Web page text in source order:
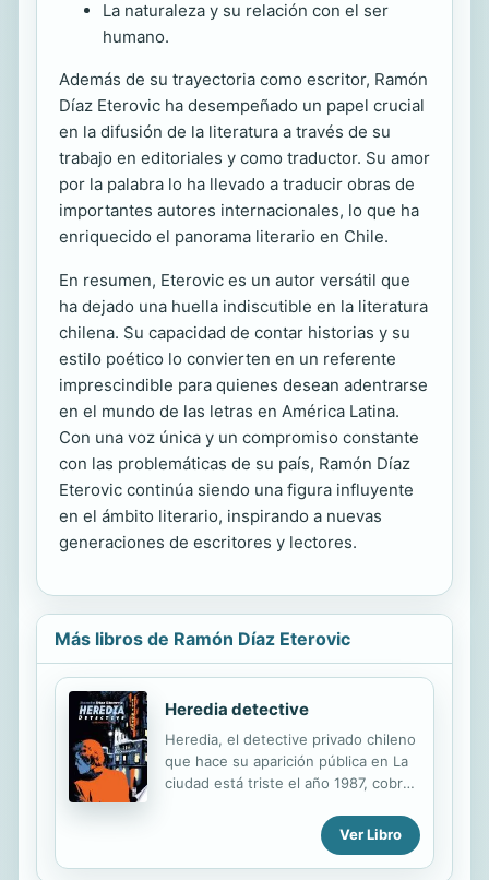
La naturaleza y su relación con el ser
humano.
Además de su trayectoria como escritor, Ramón
Díaz Eterovic ha desempeñado un papel crucial
en la difusión de la literatura a través de su
trabajo en editoriales y como traductor. Su amor
por la palabra lo ha llevado a traducir obras de
importantes autores internacionales, lo que ha
enriquecido el panorama literario en Chile.
En resumen, Eterovic es un autor versátil que
ha dejado una huella indiscutible en la literatura
chilena. Su capacidad de contar historias y su
estilo poético lo convierten en un referente
imprescindible para quienes desean adentrarse
en el mundo de las letras en América Latina.
Con una voz única y un compromiso constante
con las problemáticas de su país, Ramón Díaz
Eterovic continúa siendo una figura influyente
en el ámbito literario, inspirando a nuevas
generaciones de escritores y lectores.
Más libros de Ramón Díaz Eterovic
Heredia detective
Heredia, el detective privado chileno
que hace su aparición pública en La
ciudad está triste el año 1987, cobra
protagonista de historieta en busca
Ver Libro